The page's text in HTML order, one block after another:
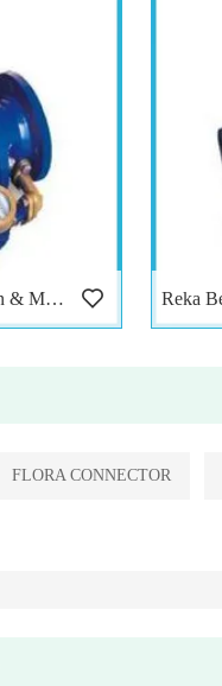
Reka Bentuk Baru Kompaun & Meter Air Gabungan
FLORA CONNECTOR